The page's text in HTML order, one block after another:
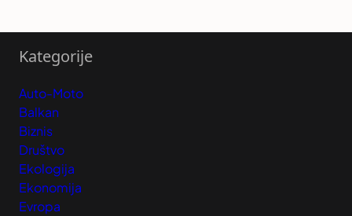
Kategorije
Auto-Moto
Balkan
Biznis
Društvo
Ekologija
Ekonomija
Evropa